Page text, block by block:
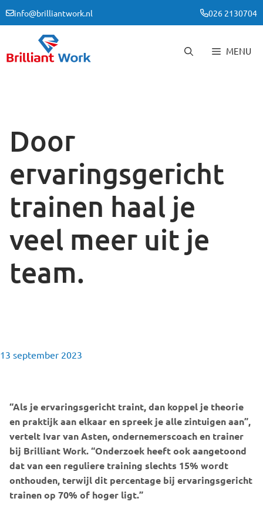
Ga
inhoud
info@brilliantwork.nl 026 2130704
MENU
Door
ervaringsgericht
trainen haal je
veel meer uit je
team.
13 september 2023
“Als je ervaringsgericht traint, dan koppel je theorie
en praktijk aan elkaar en spreek je alle zintuigen aan”,
vertelt Ivar van Asten, ondernemerscoach en trainer
bij Brilliant Work. “Onderzoek heeft ook aangetoond
dat van een reguliere training slechts 15% wordt
onthouden, terwijl dit percentage bij ervaringsgericht
trainen op 70% of hoger ligt.”